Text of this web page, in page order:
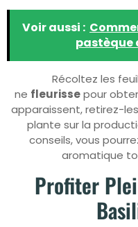
Voir aussi :
pastèque
Récoltez les
ne fleurissepour
apparaissent, retirez-
plante sur la
conseils, vous
aromatique
Profiter